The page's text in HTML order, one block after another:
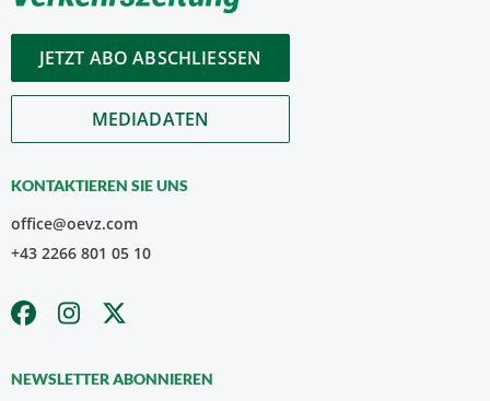
JETZT ABO ABSCHLIESSEN
MEDIADATEN
KONTAKTIEREN SIE UNS
office@oevz.com
+43 2266 801 05 10
NEWSLETTER ABONNIEREN